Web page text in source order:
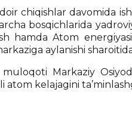
chiqishlar davomida
bosqichlarida
hamda Atom
aylanishi
muloqoti Markaziy
atom kelajagini